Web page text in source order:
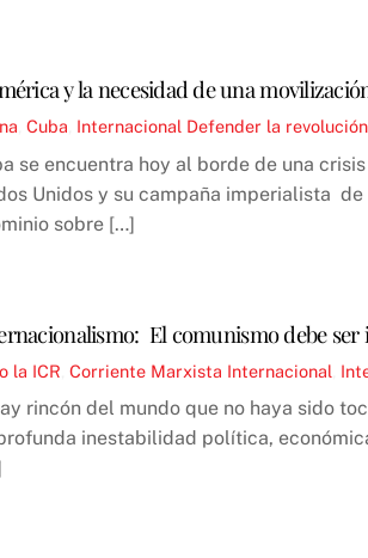
y la necesidad de una
,Cuba Internacional Defender la
se encuentra hoy al borde de una
Unidos y su campaña imperialista
sobre […]
El comunismo debe
la ICR ,Corriente Marxista Internacional
rincón del mundo que no haya sido
inestabilidad política,